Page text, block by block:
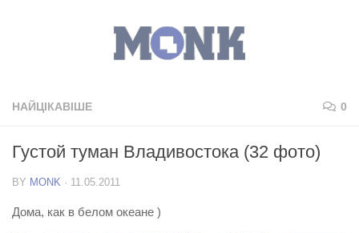
НАЙЦІКАВІШЕ 0
Густой туман Владивостока (32 фото)
BY MONK · 11.05.2011
Дома, как в белом океане )